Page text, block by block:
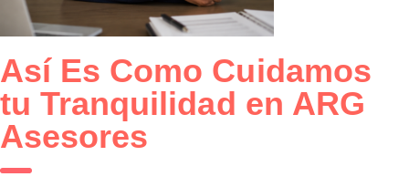
Así Es Como Cuidamos
tu Tranquilidad en ARG
Asesores